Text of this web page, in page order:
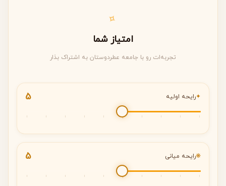
✧
امتیاز شما
تجربه‌ات رو با جامعه عطردوستان به اشتراک بذار
✦رایحه اولیه 5
❋رایحه میانی 5